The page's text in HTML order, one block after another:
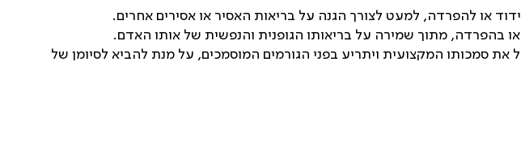
או להפרדה, למעט לצורך הגנה על בריאות האסיר או אסירים אחרים.
בהפרדה, מתוך שמירה על בריאותו הגופנית והנפשית של אותו האדם.
סמכותו המקצועית ויתריע בפני הגורמים המוסמכים, על מנת להביא לסיומן של